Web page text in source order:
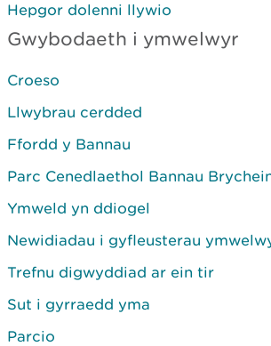
Hepgor dolenni llywio
Gwybodaeth i ymwelwyr
Croeso
Llwybrau cerdded
Ffordd y Bannau
Parc Cenedlaethol Bannau
Ymweld yn ddiogel
Newidiadau i gyfleusterau
Trefnu digwyddiad ar ein tir
Sut i gyrraedd yma
Parcio